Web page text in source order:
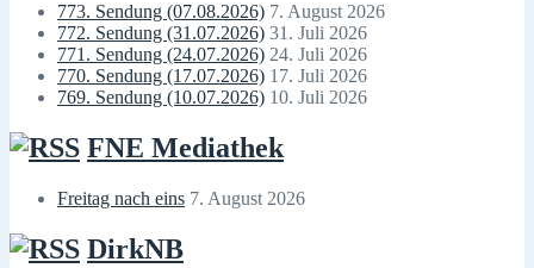
773. Sendung (07.08.2026) 7. August 2026
772. Sendung (31.07.2026) 31. Juli 2026
771. Sendung (24.07.2026) 24. Juli 2026
770. Sendung (17.07.2026) 17. Juli 2026
769. Sendung (10.07.2026) 10. Juli 2026
FNE Mediathek
Freitag nach eins 7. August 2026
DirkNB